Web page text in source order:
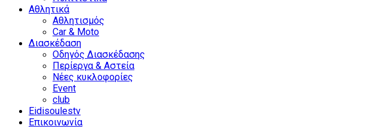
Αθλητικά
Αθλητισμός
Car & Moto
Διασκέδαση
Οδηγός Διασκέδασης
Περίεργα & Αστεία
Νέες κυκλοφορίες
Event
club
Eidisoulestv
Επικοινωνία